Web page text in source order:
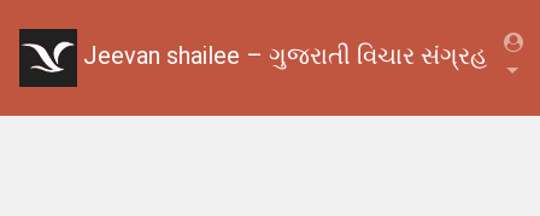
Jeevan shailee – ગુજરાતી વિચાર સંગ્રહ